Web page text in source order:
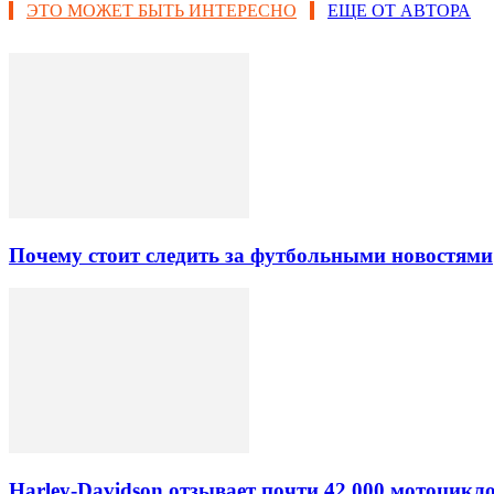
ЭТО МОЖЕТ БЫТЬ ИНТЕРЕСНО
ЕЩЕ ОТ АВТОРА
Почему стоит следить за футбольными новостями